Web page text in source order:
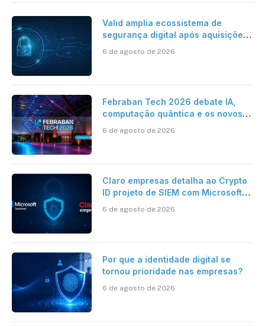
Valid amplia ecossistema de
segurança digital após aquisições
6 de agosto de 2026
Febraban Tech 2026 debate IA,
computação quântica e os novos
6 de agosto de 2026
Claro empresas detalha ao Crypto
ID projeto de SIEM com Microsoft
automatizada
6 de agosto de 2026
Por que a identidade digital se
tornou prioridade nas empresas?
6 de agosto de 2026